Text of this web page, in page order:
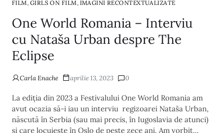
FILM , GIRLS ON FILM , IMAGINI RECONTEXTUALIZATE
One World Romania – Interviu
cu Nataša Urban despre The
Eclipse
Carla Enache aprilie 13, 2023 0
La ediția din 2023 a Festivalului One World Romania am
avut ocazia să-i iau un interviu regizoarei Nataša Urban,
născută în Serbia (sau mai precis, în Iugoslavia de atunci)
și care locuiește în Oslo de peste zece ani. Am vorbit…